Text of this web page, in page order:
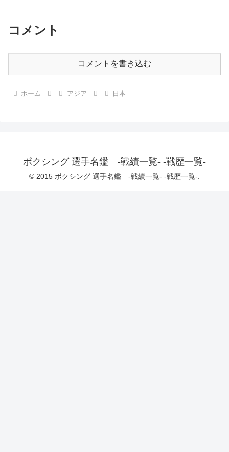
コメント
コメントを書き込む
ホーム アジア 日本
ボクシング 選手名鑑 -戦績一覧- -戦歴一覧-
© 2015 ボクシング 選手名鑑 -戦績一覧- -戦歴一覧-.